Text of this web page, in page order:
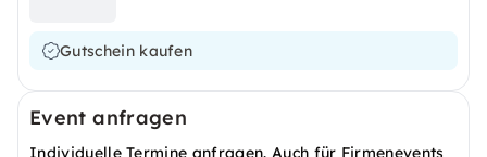
Gutschein kaufen
Event anfragen
Individuelle Termine anfragen. Auch für Firmenevents